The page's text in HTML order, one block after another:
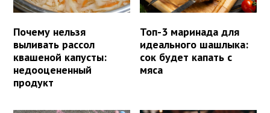
Почему нельзя
выливать рассол
квашеной капусты:
недооцененный
продукт
Топ-3 маринада для
идеального шашлыка:
сок будет капать с
мяса